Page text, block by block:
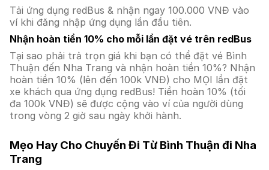
Tải ứng dụng redBus & nhận ngay 100.000 VNĐ vào
ví khi đăng nhập ứng dụng lần đầu tiên.
Nhận hoàn tiền 10% cho mỗi lần đặt vé trên redBus
Tại sao phải trả trọn giá khi bạn có thể đặt vé Bình
Thuận đến Nha Trang và nhận hoàn tiền 10%? Nhận
hoàn tiền 10% (lên đến 100k VNĐ) cho MỌI lần đặt
xe khách qua ứng dụng redBus! Tiền hoàn 10% (tối
đa 100k VNĐ) sẽ được cộng vào ví của người dùng
trong vòng 2 giờ sau ngày khởi hành.
Mẹo Hay Cho Chuyến Đi Từ Bình Thuận đi Nha
Trang